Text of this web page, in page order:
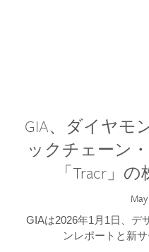
GIA、ダイヤモ
ックチェーン
「Tracr」
GIAは2026年1月1日、デ
ンレポートと新